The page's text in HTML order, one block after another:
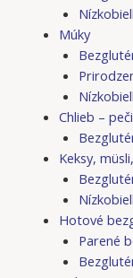
Múky
Chlieb –
Keksy,
Hotové
Parené